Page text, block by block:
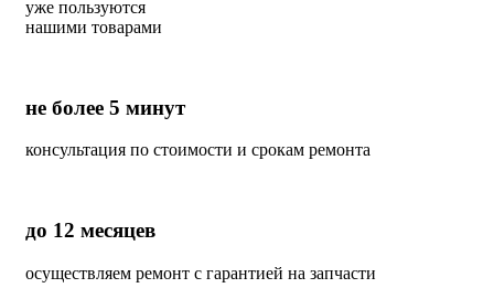
уже пользуются
нашими товарами
не более 5 минут
консультация по стоимости и срокам ремонта
до 12 месяцев
осуществляем ремонт с гарантией на запчасти